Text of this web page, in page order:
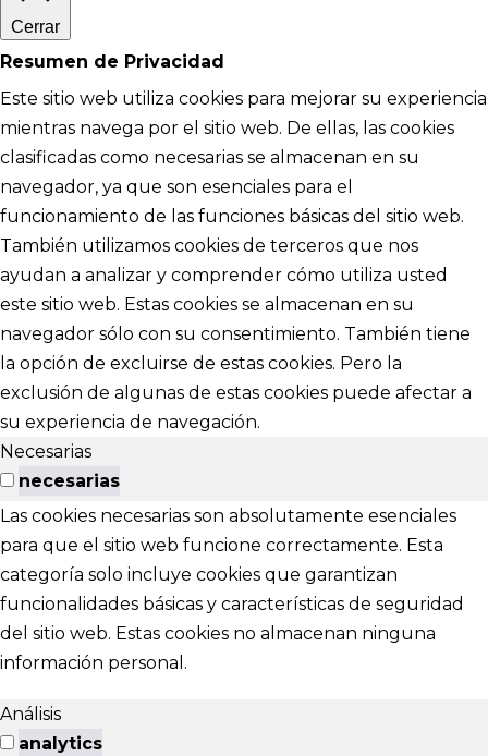
Cerrar
Resumen de Privacidad
Este sitio web utiliza cookies para mejorar su experiencia
mientras navega por el sitio web. De ellas, las cookies
clasificadas como necesarias se almacenan en su
navegador, ya que son esenciales para el
funcionamiento de las funciones básicas del sitio web.
También utilizamos cookies de terceros que nos
ayudan a analizar y comprender cómo utiliza usted
este sitio web. Estas cookies se almacenan en su
navegador sólo con su consentimiento. También tiene
la opción de excluirse de estas cookies. Pero la
exclusión de algunas de estas cookies puede afectar a
su experiencia de navegación.
Necesarias
necesarias
Las cookies necesarias son absolutamente esenciales
para que el sitio web funcione correctamente. Esta
categoría solo incluye cookies que garantizan
funcionalidades básicas y características de seguridad
del sitio web. Estas cookies no almacenan ninguna
información personal.
Análisis
analytics